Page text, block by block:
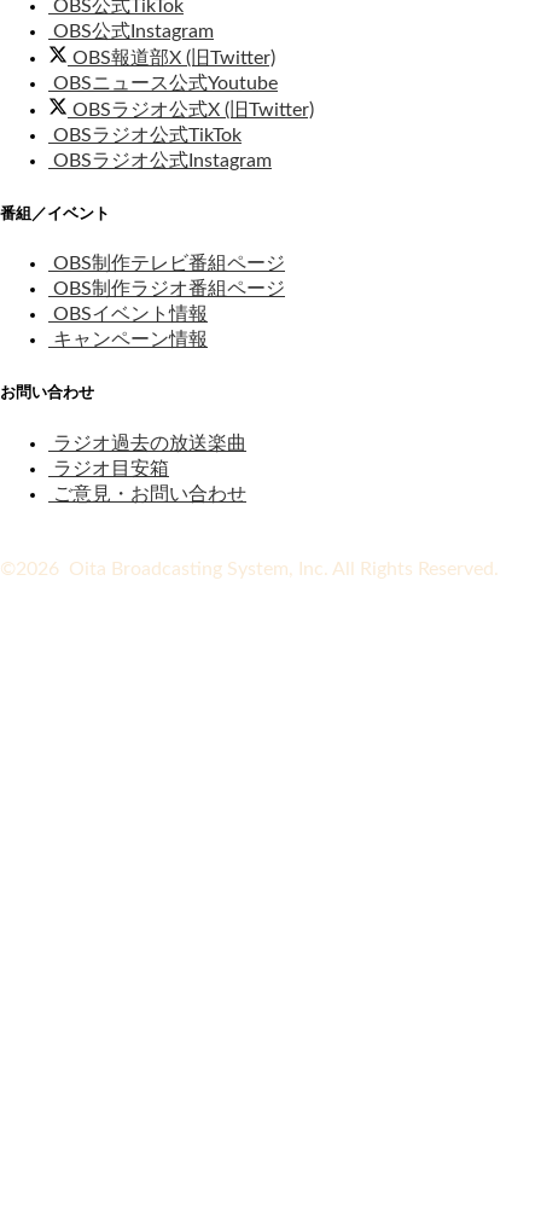
OBS公式TikTok
OBS公式Instagram
OBS報道部X (旧Twitter)
OBSニュース公式Youtube
OBSラジオ公式X (旧Twitter)
OBSラジオ公式TikTok
OBSラジオ公式Instagram
番組／イベント
OBS制作テレビ番組ページ
OBS制作ラジオ番組ページ
OBSイベント情報
キャンペーン情報
お問い合わせ
ラジオ過去の放送楽曲
ラジオ目安箱
ご意見・お問い合わせ
©2026 Oita Broadcasting System, Inc. All Rights Reserved.